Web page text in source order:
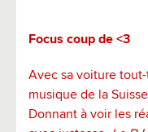
Focus coup de <3
Avec sa voiture
musique de la
Donnant à voir les